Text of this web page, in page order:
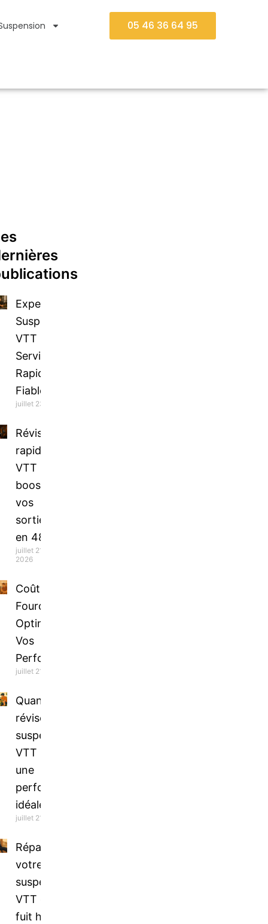
05 46 36 64 95
Expertise
Suspension
VTT Paris :
Service
Rapide et
Fiable
juillet 23, 2026
Révision
rapide
VTT :
boostez
vos
sorties
en 48h !
juillet 21,
2026
Coût Révision
Fourche VTT :
Optimisez
Vos
Performances
juillet 21, 2026
Quand
réviser la
suspension
VTT pour
une
performance
idéale
juillet 21, 2026
Réparez
votre
suspension
VTT qui
fuit huile